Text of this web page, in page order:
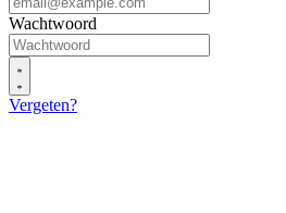
Wachtwoord
Vergeten?